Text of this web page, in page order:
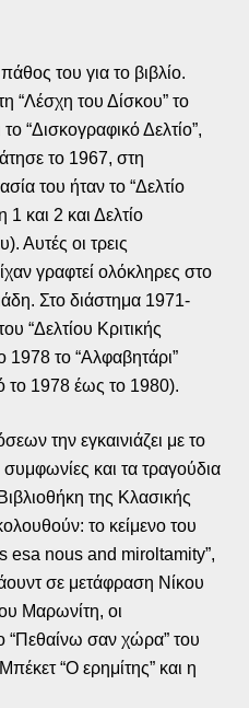
του για το βιβλίο.
“Λέσχη του Δίσκου” το
“Δισκογραφικό Δελτίο”,
το 1967, στη
του ήταν το “Δελτίο
και 2 και Δελτίο
Αυτές οι τρεις
γραφτεί ολόκληρες στο
Στο διάστημα 1971-
“Δελτίου Κριτικής
1978 το “Αλφαβητάρι”
το 1978 έως το 1980).
την εγκαινιάζει με το
και τα τραγούδια
της Κλασικής
το κείμενο του
esa nous and miroltamity”,
σε μετάφραση Νίκου
Μαρωνίτη, οι
“Πεθαίνω σαν χώρα” του
“Ο ερημίτης” και η